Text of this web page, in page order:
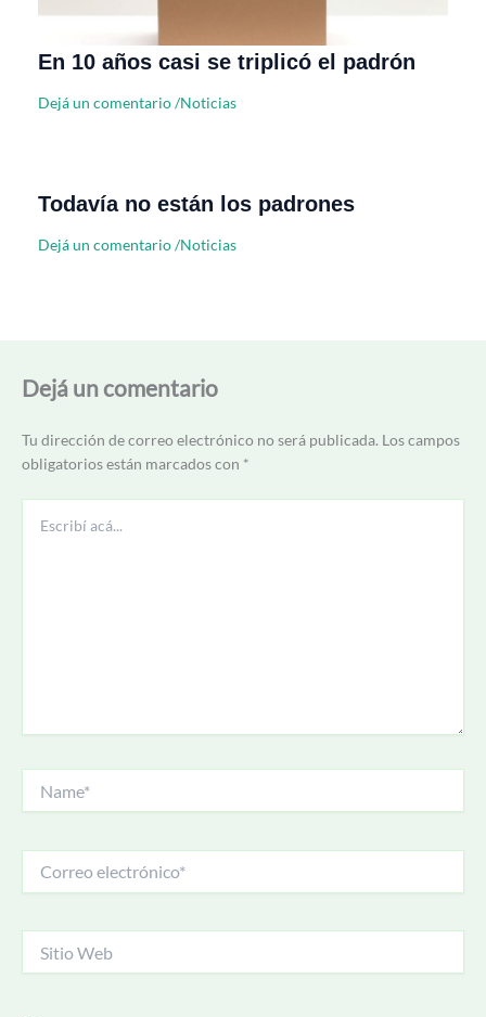
En 10 años casi se triplicó el padrón
Dejá un comentario/Noticias
Todavía no están los padrones
Dejá un comentario/Noticias
Dejá un comentario
Tu dirección de correo electrónico no será publicada. Los campos
obligatorios están marcados con *
acá...
electrónico*
Web